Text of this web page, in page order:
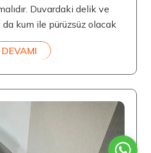
Duvardaki delik ve
kum ile pürüzsüz olacak
DEVAMI